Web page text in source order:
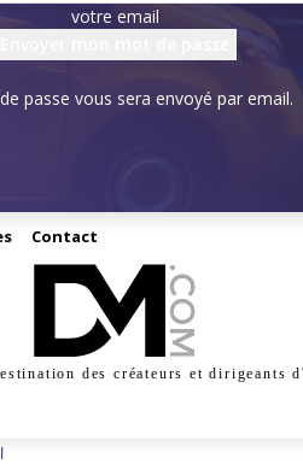
votre email
passe vous sera envoyé par email.
Contact
des créateurs et dirigeants